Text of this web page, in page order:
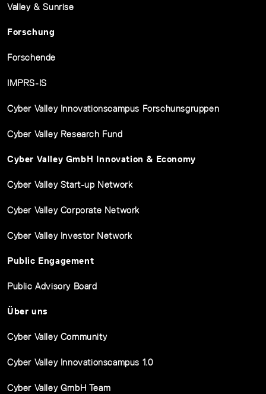
Valley & Sunrise
Forschung
Forschende
IMPRS-IS
Cyber Valley Innovationscampus Forschunsgruppen
Cyber Valley Research Fund
Cyber Valley GmbH Innovation & Economy
Cyber Valley Start-up Network
Cyber Valley Corporate Network
Cyber Valley Investor Network
Public Engagement
Public Advisory Board
Über uns
Cyber Valley Community
Cyber Valley Innovationscampus 1.0
Cyber Valley GmbH Team